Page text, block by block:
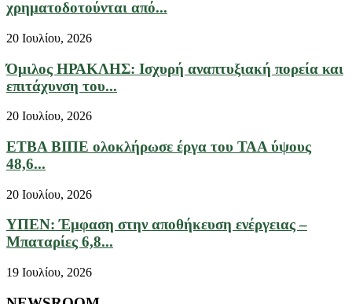
χρηματοδοτούνται από...
20 Ιουλίου, 2026
Όμιλος ΗΡΑΚΛΗΣ: Ισχυρή αναπτυξιακή πορεία και
επιτάχυνση του...
20 Ιουλίου, 2026
ΕΤΒΑ ΒΙΠΕ ολοκλήρωσε έργα του ΤΑΑ ύψους
48,6...
20 Ιουλίου, 2026
ΥΠΕΝ: Έμφαση στην αποθήκευση ενέργειας –
Μπαταρίες 6,8...
19 Ιουλίου, 2026